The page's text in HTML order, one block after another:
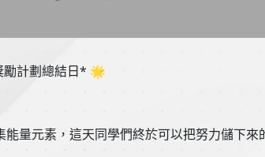
計劃總結日* 🌟
量元素，這天同學們終於可以把努力儲下來